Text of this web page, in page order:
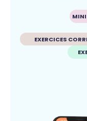
EXERCICES